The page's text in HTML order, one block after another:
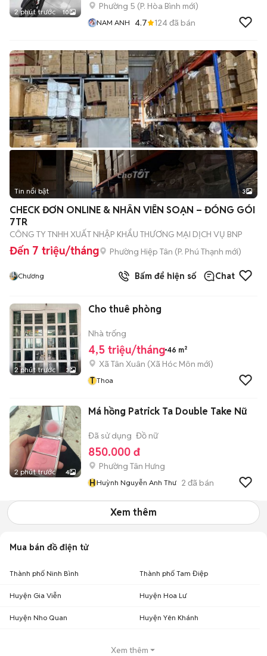
2 phút trước 10
Phường 5 (P. Hòa Bình mới)
NAM ANH 4.7 124đã bán
Tin nổi bật 3
CHECK ĐƠN ONLINE & NHÂN VIÊN SOẠN – ĐÓNG GÓI
7TR
CÔNG TY TNHH XUẤT NHẬP KHẨU THƯƠNG MẠI DỊCH VỤ BNP
Đến 7 triệu/tháng Phường Hiệp Tân (P. Phú Thạnh mới)
Chương Bấm để hiện số Chat
2 phút trước 3
Cho thuê phòng
Nhà trống
4,5 triệu/tháng 46 m²
Xã Tân Xuân (Xã Hóc Môn mới)
T Thoa
2 phút trước 4
Má hồng Patrick Ta Double Take Nữ
Đã sử dụng Đồ nữ
850.000 đ
Phường Tân Hưng
HHuỳnh Nguyễn Anh Thư 2 đã bán
Xem thêm
Mua bán đồ điện tử
Thành phố Ninh Bình Thành phố Tam Điệp
Huyện Gia Viễn Huyện Hoa Lư
Huyện Nho Quan Huyện Yên Khánh
Xem thêm